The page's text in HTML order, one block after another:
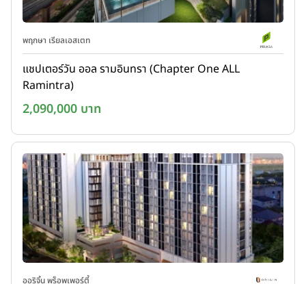
พฤกษา เรียลเอสเตท
แชปเตอร์วัน ออล รามอินทรา (Chapter One ALL
Ramintra)
2,090,000 บาท
ออริจิ้น พร็อพเพอร์ตี้